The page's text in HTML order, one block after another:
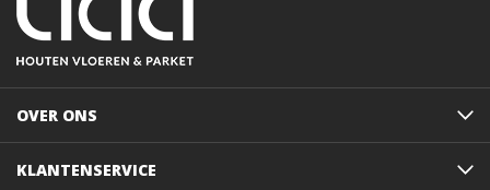
OVER ONS
KLANTENSERVICE